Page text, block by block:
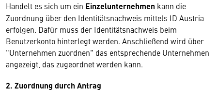
Handelt es sich um ein Einzelunternehmen kann die
Zuordnung über den Identitätsnachweis mittels ID Austria
erfolgen. Dafür muss der Identitätsnachweis beim
Benutzerkonto hinterlegt werden. Anschließend wird über
"Unternehmen zuordnen" das entsprechende Unternehmen
angezeigt, das zugeordnet werden kann.
2. Zuordnung durch Antrag